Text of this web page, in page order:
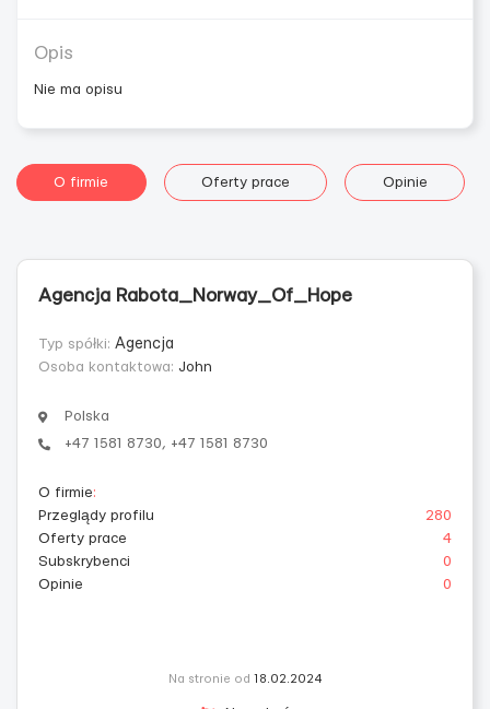
Opis
Nie ma opisu
O firmie Oferty prace Opinie
Agencja Rabota_Norway_Of_Hope
Typ spółki: Agencja
Osoba kontaktowa: John
Polska
+47 1581 8730, +47 1581 8730
O firmie:
Przeglądy profilu
280
Oferty prace
4
Subskrybenci
0
Opinie
0
Na stronie od 18.02.2024